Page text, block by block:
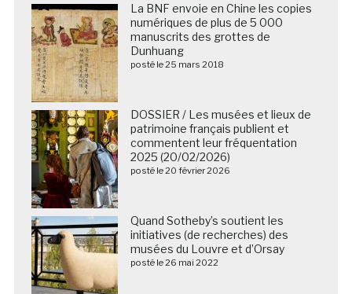
La BNF envoie en Chine les copies
numériques de plus de 5 000
manuscrits des grottes de
Dunhuang
posté le 25 mars 2018
DOSSIER / Les musées et lieux de
patrimoine français publient et
commentent leur fréquentation
2025 (20/02/2026)
posté le 20 février 2026
Quand Sotheby’s soutient les
initiatives (de recherches) des
musées du Louvre et d’Orsay
posté le 26 mai 2022